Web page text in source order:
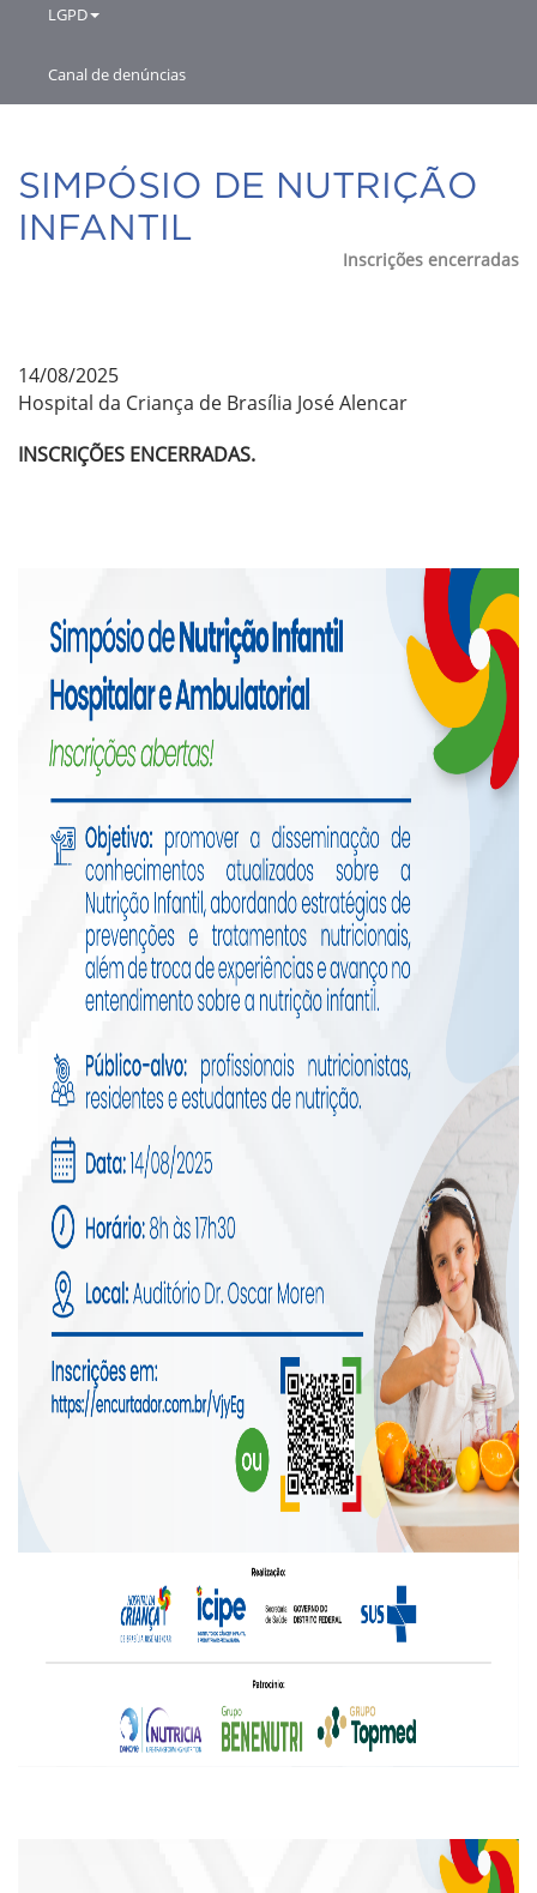
LGPD
Canal de denúncias
SIMPÓSIO DE NUTRIÇÃO
INFANTIL
Inscrições encerradas
14/08/2025
Hospital da Criança de Brasília José Alencar
INSCRIÇÕES ENCERRADAS.